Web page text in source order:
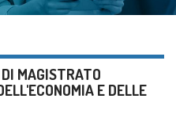
MAGISTRATO
E DELLE